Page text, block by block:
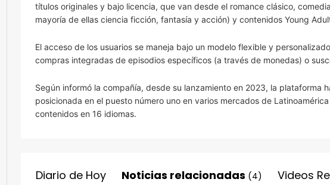
títulos originales y bajo licencia, que van desde el romance clásico,
mayoría de ellas ciencia ficción, fantasía y acción) y contenidos Young
El acceso de los usuarios se maneja bajo un modelo flexible y
compras integradas de episodios específicos (a través de monedas) o
Según informó la compañía, desde su lanzamiento en 2023, la plataforma
posicionada en el puesto número uno en varios mercados de
contenidos en 16 idiomas.
Diario de Hoy Noticias relacionadas (4) Videos